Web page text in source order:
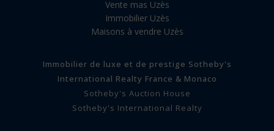
Vente mas Uzès
Immobilier Uzès
Maisons à vendre Uzès
Immobilier de luxe et de prestige Sotheby's
International Realty France & Monaco
Sotheby's Auction House
Sotheby's International Realty